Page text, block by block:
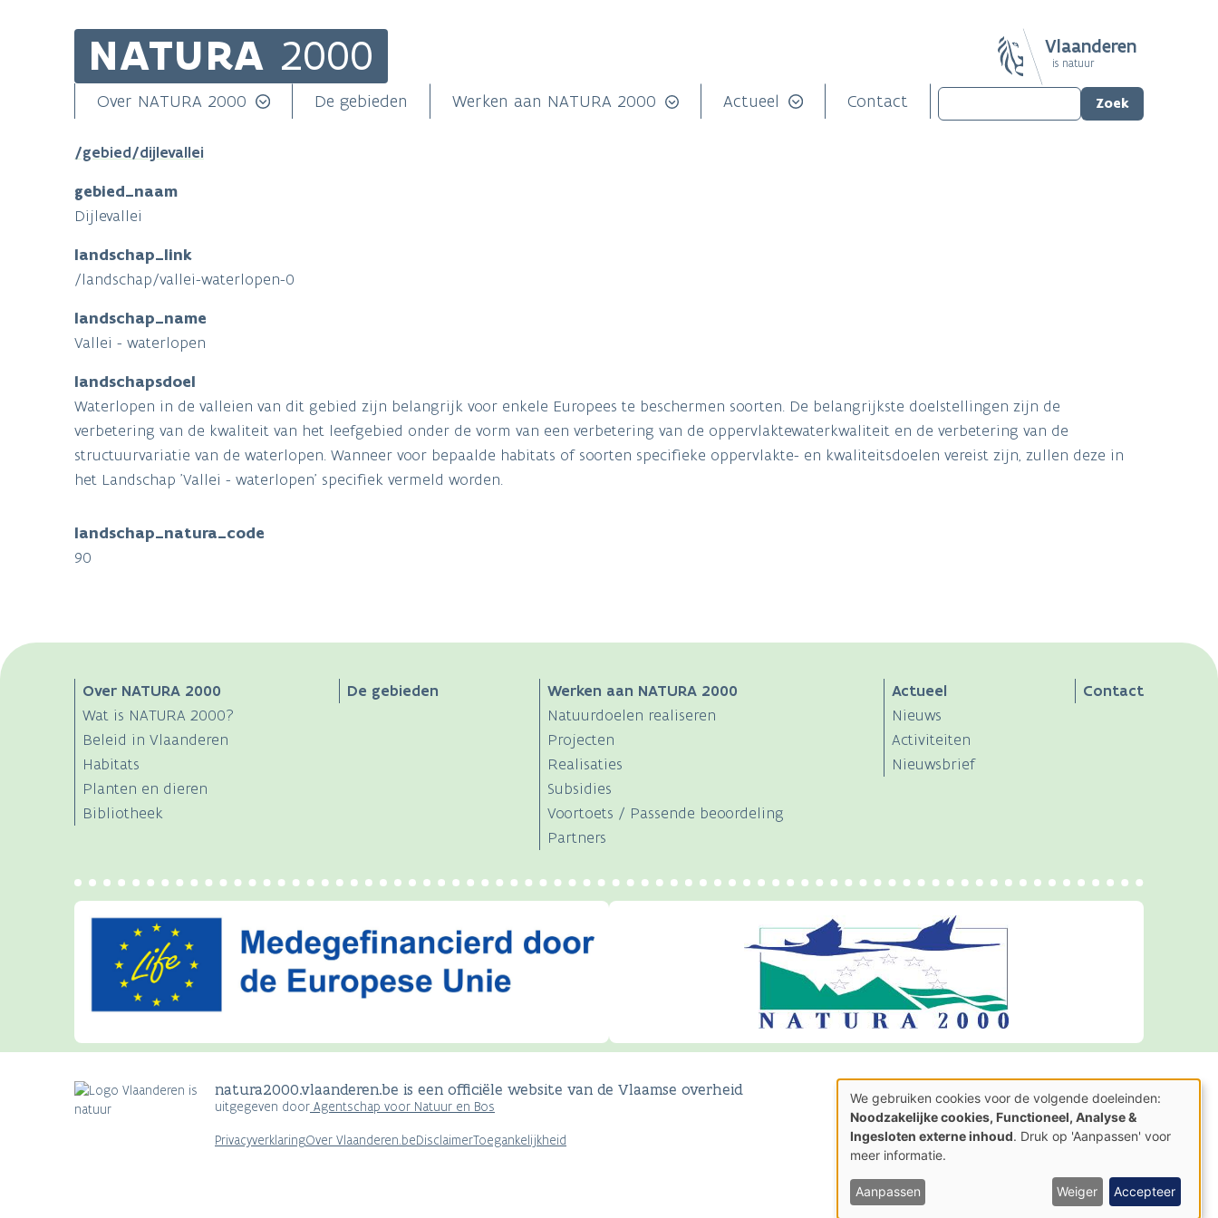
NATURA 2000 Vlaanderen
is natuur
Main
navigation
Over NATURA 2000 De gebieden Werken aan NATURA 2000 Actueel Contact
/gebied/dijlevallei
gebied_naam
Dijlevallei
landschap_link
/landschap/vallei-waterlopen-0
landschap_name
Vallei - waterlopen
landschapsdoel
Waterlopen in de valleien van dit gebied zijn belangrijk voor enkele Europees te beschermen soorten. De belangrijkste doelstellingen zijn de
verbetering van de kwaliteit van het leefgebied onder de vorm van een verbetering van de oppervlaktewaterkwaliteit en de verbetering van de
structuurvariatie van de waterlopen. Wanneer voor bepaalde habitats of soorten specifieke oppervlakte- en kwaliteitsdoelen vereist zijn, zullen deze in
het Landschap 'Vallei - waterlopen' specifiek vermeld worden.
landschap_natura_code
90
Main
navigation
Over NATURA 2000
Wat is NATURA 2000?
Beleid in Vlaanderen
Habitats
Planten en dieren
Bibliotheek
De gebieden
Werken aan NATURA 2000
Natuurdoelen realiseren
Projecten
Realisaties
Subsidies
Voortoets / Passende beoordeling
Partners
Actueel
Nieuws
Activiteiten
Nieuwsbrief
Contact
natura2000.vlaanderen.be is een officiële website van de Vlaamse overheid
uitgegeven door Agentschap voor Natuur en Bos
PrivacyverklaringOver Vlaanderen.beDisclaimerToegankelijkheid
AGENTSCHAP
NATUUR & BOS
Gebruik
van
persoonsgegevens
en
We gebruiken cookies voor de volgende doeleinden:
Noodzakelijke cookies, Functioneel, Analyse &
Ingesloten externe inhoud. Druk op 'Aanpassen' voor
meer informatie.
Aanpassen Weiger Accepteer